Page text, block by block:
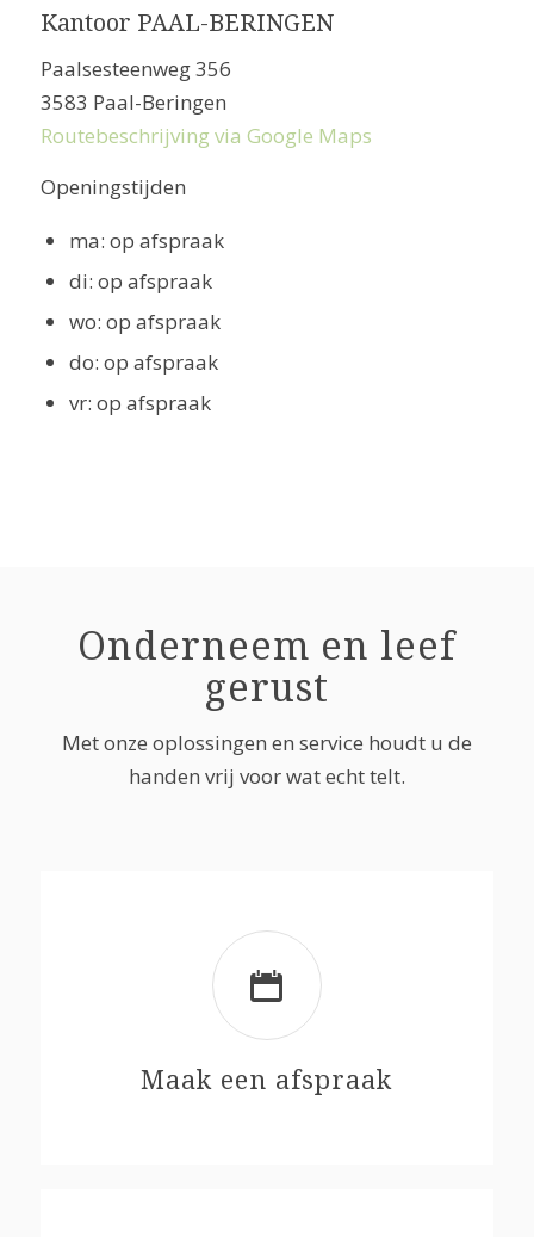
Kantoor PAAL-BERINGEN
Paalsesteenweg 356
3583 Paal-Beringen
Routebeschrijving via Google Maps
Openingstijden
ma: op afspraak
di: op afspraak
wo: op afspraak
do: op afspraak
vr: op afspraak
Onderneem en leef
gerust
Met onze oplossingen en service houdt u de
handen vrij voor wat echt telt.
Maak een afspraak